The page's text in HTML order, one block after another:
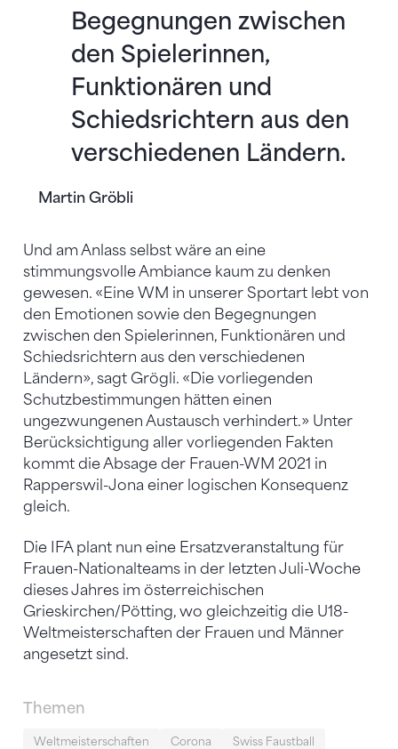
Martin Gröbli
Begegnungen zwischen
den Spielerinnen,
Funktionären und
Schiedsrichtern aus den
verschiedenen Ländern.
Und am Anlass selbst wäre an eine
stimmungsvolle Ambiance kaum zu denken
gewesen. «Eine WM in unserer Sportart lebt von
den Emotionen sowie den Begegnungen
zwischen den Spielerinnen, Funktionären und
Schiedsrichtern aus den verschiedenen
Ländern», sagt Grögli. «Die vorliegenden
Schutzbestimmungen hätten einen
ungezwungenen Austausch verhindert.» Unter
Berücksichtigung aller vorliegenden Fakten
kommt die Absage der Frauen-WM 2021 in
Rapperswil-Jona einer logischen Konsequenz
gleich.
Die IFA plant nun eine Ersatzveranstaltung für
Frauen-Nationalteams in der letzten Juli-Woche
dieses Jahres im österreichischen
Grieskirchen/Pötting, wo gleichzeitig die U18-
Weltmeisterschaften der Frauen und Männer
angesetzt sind.
Themen
Weltmeisterschaften Corona Swiss Faustball